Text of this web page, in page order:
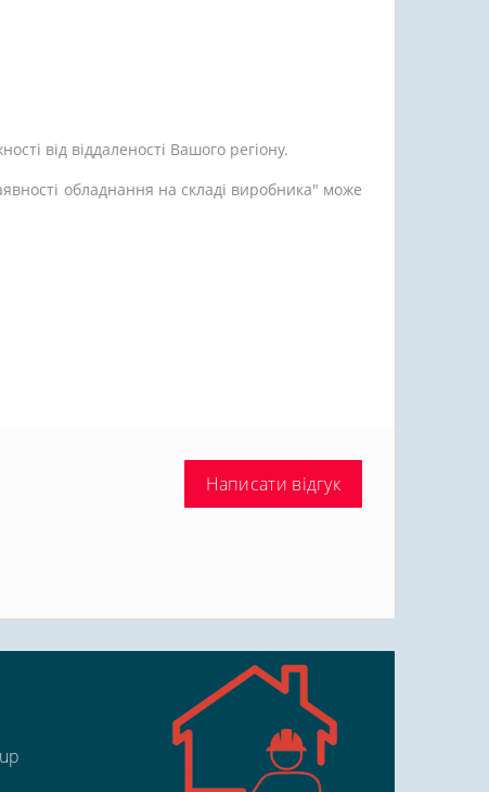
від віддаленості Вашого регіону.
обладнання на складі виробника" може
Написати відгук